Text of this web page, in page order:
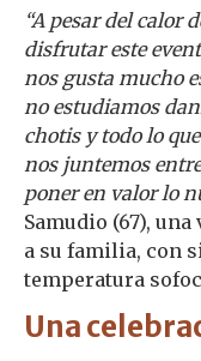
“A pesar del calor
disfrutar este
nos gusta mucho
no estudiamos
chotis y todo lo
nos juntemos
poner en valor lo
Samudio (67),
a su familia, con
temperatura
Una